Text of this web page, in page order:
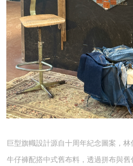
巨型旗幟設計源自十周年紀念圖案，
牛仔褲配搭中式舊布料，透過拼布與